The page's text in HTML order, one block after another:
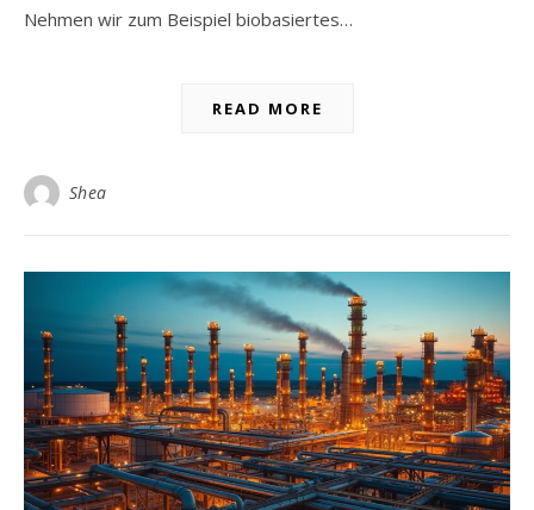
Nehmen wir zum Beispiel biobasiertes…
READ MORE
Shea